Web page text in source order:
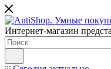
Интернет-магазин